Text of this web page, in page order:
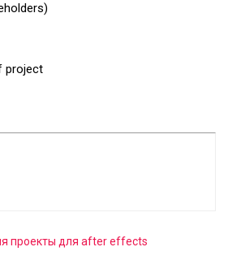
project
проекты для after effects